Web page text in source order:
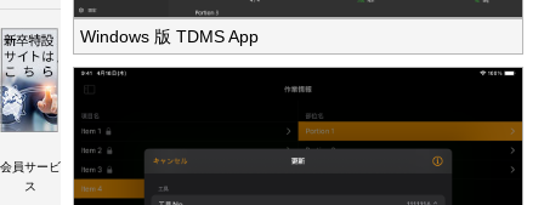
会員サービ
ス
Windows 版 TDMS App